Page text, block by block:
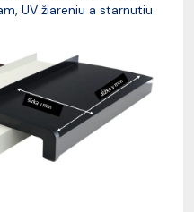
UV žiareniu a starnutiu.